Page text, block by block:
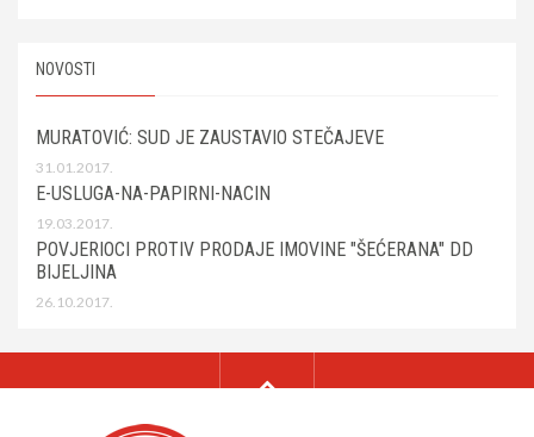
NOVOSTI
MURATOVIĆ: SUD JE ZAUSTAVIO STEČAJEVE
31.01.2017.
E-USLUGA-NA-PAPIRNI-NACIN
19.03.2017.
POVJERIOCI PROTIV PRODAJE IMOVINE "ŠEĆERANA" DD
BIJELJINA
26.10.2017.